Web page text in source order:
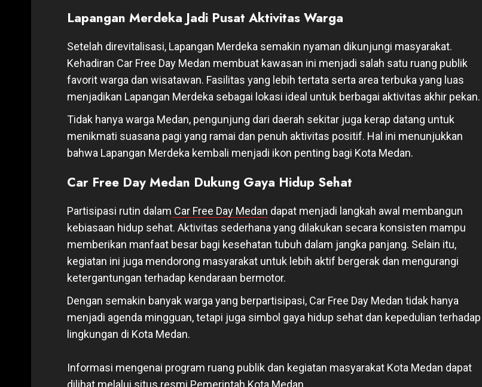
Lapangan Merdeka Jadi Pusat Aktivitas Warga
Setelah direvitalisasi, Lapangan Merdeka semakin nyaman dikunjungi masyarakat.
Kehadiran Car Free Day Medan membuat kawasan ini menjadi salah satu ruang publik
favorit warga dan wisatawan. Fasilitas yang lebih tertata serta area terbuka yang luas
menjadikan Lapangan Merdeka sebagai lokasi ideal untuk berbagai aktivitas akhir pekan.
Tidak hanya warga Medan, pengunjung dari daerah sekitar juga kerap datang untuk
menikmati suasana pagi yang ramai dan penuh aktivitas positif. Hal ini menunjukkan
bahwa Lapangan Merdeka kembali menjadi ikon penting bagi Kota Medan.
Car Free Day Medan Dukung Gaya Hidup Sehat
Partisipasi rutin dalam Car Free Day Medan dapat menjadi langkah awal membangun
kebiasaan hidup sehat. Aktivitas sederhana yang dilakukan secara konsisten mampu
memberikan manfaat besar bagi kesehatan tubuh dalam jangka panjang. Selain itu,
kegiatan ini juga mendorong masyarakat untuk lebih aktif bergerak dan mengurangi
ketergantungan terhadap kendaraan bermotor.
Dengan semakin banyak warga yang berpartisipasi, Car Free Day Medan tidak hanya
menjadi agenda mingguan, tetapi juga simbol gaya hidup sehat dan kepedulian terhadap
lingkungan di Kota Medan.
Informasi mengenai program ruang publik dan kegiatan masyarakat Kota Medan dapat